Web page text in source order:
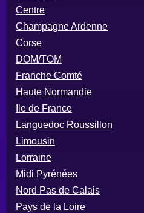
Centre
Champagne Ardenne
Corse
DOM/TOM
Franche Comté
Haute Normandie
Ile de France
Languedoc Roussillon
Limousin
Lorraine
Midi Pyrénées
Nord Pas de Calais
Pays de la Loire